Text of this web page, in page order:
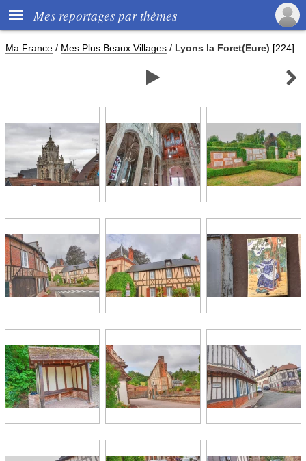
 Mes reportages par thèmes
Ma France / Mes Plus Beaux Villages / Lyons la Foret(Eure) [224]
 